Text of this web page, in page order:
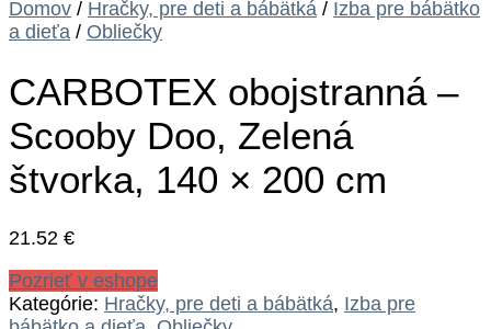
Domov / Hračky, pre deti a bábätká / Izba pre bábätko
a dieťa / Obliečky
CARBOTEX obojstranná –
Scooby Doo, Zelená
štvorka, 140 × 200 cm
21.52 €
Pozrieť v eshope
Kategórie: Hračky, pre deti a bábätká, Izba pre